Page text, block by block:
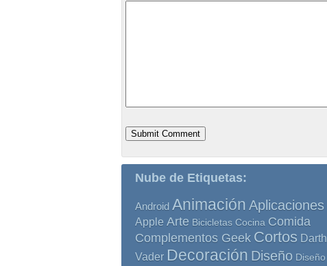
Nube de Etiquetas:
Android Animación Aplicaciones
Apple Arte Bicicletas Cocina Comida
Complementos Geek Cortos Darth
Vader Decoración Diseño Diseño